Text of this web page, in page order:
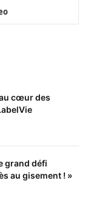
cœur des
grand défi
au gisement ! »